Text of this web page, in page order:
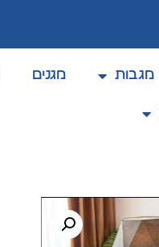
מגבות מגנים